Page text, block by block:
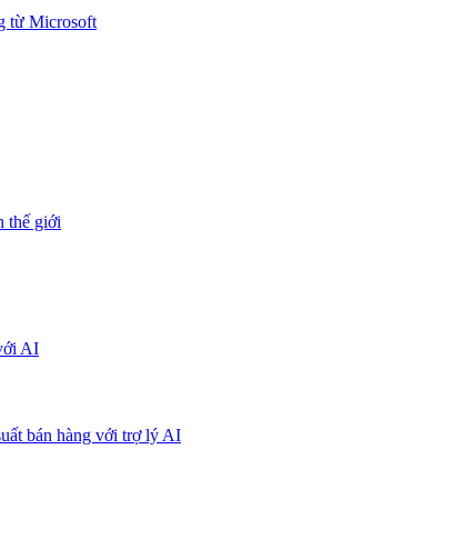
từ Microsoft
thế giới
AI
bán hàng với trợ lý AI